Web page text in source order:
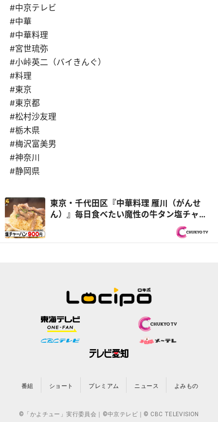
#中京テレビ
#中華
#中華料理
#宮世琉弥
#小峠英二（バイきんぐ）
#料理
#東京
#東京都
#松村沙友理
#栃木県
#梅沢富美男
#神奈川
#静岡県
東京・千代田区『中華料理 雁川（がんせ
ん）』毎日食べたい魔性の牛タン塩チャー
ハン！？ほか おうちで作りたくなるオモ
ウマい料理を紹介！『オモウマい店』
番組 ショート プレミアム ニュース よみもの
©「かよチュー」実行委員会｜©中京テレビ｜© CBC TELEVISION